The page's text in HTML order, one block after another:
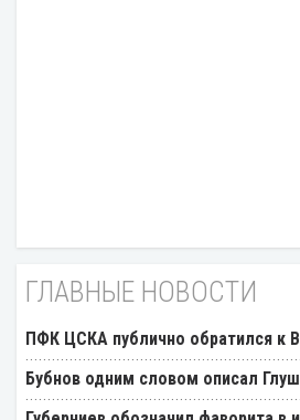
ГЛАВНЫЕ НОВОСТИ
ПФК ЦСКА публично обратился к
Бубнов одним словом описал